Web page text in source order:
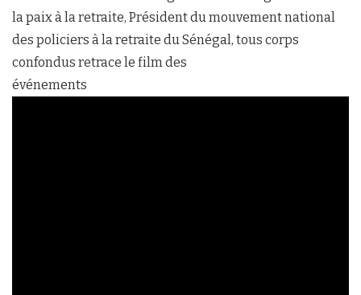
la paix à la retraite, Président du mouvement national
des policiers à la retraite du Sénégal, tous corps
confondus retrace le film des
événements